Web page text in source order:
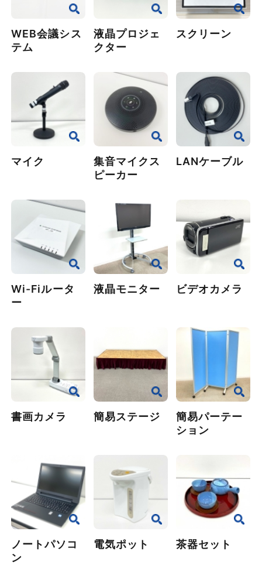
WEB会議シス
テム
液晶プロジェ
クター
スクリーン
マイク
集音マイクス
ピーカー
LANケーブル
Wi-Fiルータ
ー
液晶モニター ビデオカメラ
書画カメラ 簡易ステージ
簡易パーテー
ション
ノートパソコ
ン
電気ポット 茶器セット